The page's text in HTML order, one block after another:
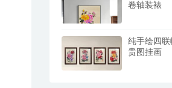
卷轴装裱
纯手绘四联
贵图挂画